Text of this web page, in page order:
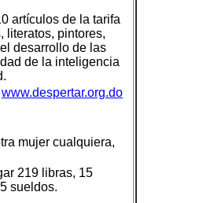
artículos de la tarifa
literatos, pintores,
desarrollo de las
de la inteligencia
www.despertar.org.do
mujer cualquiera,
219 libras, 15
sueldos.